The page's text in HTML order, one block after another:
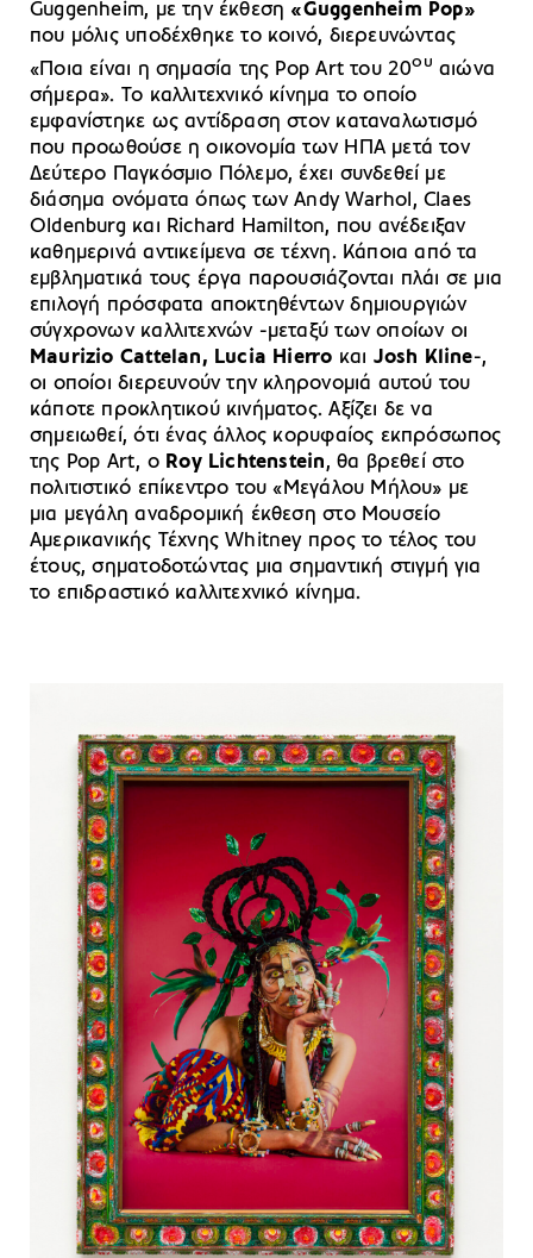
Guggenheim, με την έκθεση «Guggenheim Pop»
που μόλις υποδέχθηκε το κοινό, διερευνώντας
«Ποια είναι η σημασία της Pop Art του 20ου αιώνα
σήμερα». Το καλλιτεχνικό κίνημα το οποίο
εμφανίστηκε ως αντίδραση στον καταναλωτισμό
που προωθούσε η οικονομία των ΗΠΑ μετά τον
Δεύτερο Παγκόσμιο Πόλεμο, έχει συνδεθεί με
διάσημα ονόματα όπως των Andy Warhol, Claes
Oldenburg και Richard Hamilton, που ανέδειξαν
καθημερινά αντικείμενα σε τέχνη. Κάποια από τα
εμβληματικά τους έργα παρουσιάζονται πλάι σε μια
επιλογή πρόσφατα αποκτηθέντων δημιουργιών
σύγχρονων καλλιτεχνών -μεταξύ των οποίων οι
Maurizio Cattelan, Lucia Hierro και Josh Kline-,
οι οποίοι διερευνούν την κληρονομιά αυτού του
κάποτε προκλητικού κινήματος. Αξίζει δε να
σημειωθεί, ότι ένας άλλος κορυφαίος εκπρόσωπος
της Pop Art, ο Roy Lichtenstein, θα βρεθεί στο
πολιτιστικό επίκεντρο του «Μεγάλου Μήλου» με
μια μεγάλη αναδρομική έκθεση στο Μουσείο
Αμερικανικής Τέχνης Whitney προς το τέλος του
έτους, σηματοδοτώντας μια σημαντική στιγμή για
το επιδραστικό καλλιτεχνικό κίνημα.